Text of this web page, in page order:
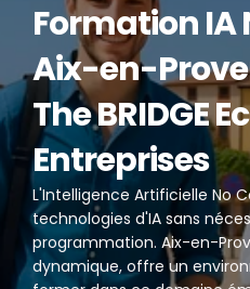
Formation IA
Aix-en-
The BRIDGE
Entreprises
L'Intelligence Artificielle No
technologies d'IA sans
programmation. Aix-en-
dynamique, offre un